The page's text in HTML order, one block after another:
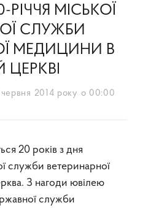
МІСЬКОЇ
СЛУЖБИ
МЕДИЦИНИ В
ЦЕРКВІ
червня 2014 року о 00:00
служби ветеринарної
З нагоди ювілею
служби